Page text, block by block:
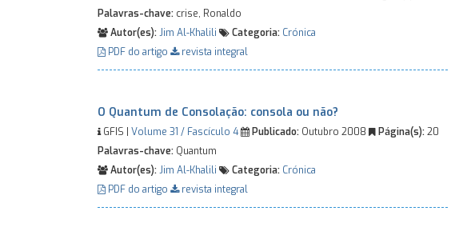
Palavras-chave: crise, Ronaldo
Autor(es):Jim Al-Khalili Categoria: Crónica
PDF do artigo
revista integral
O Quantum de Consolação: consola ou não?
GFIS | Volume 31 / Fascículo 4 Publicado: Outubro 2008 Página(s):20
Palavras-chave: Quantum
Autor(es):Jim Al-Khalili Categoria: Crónica
PDF do artigo
revista integral